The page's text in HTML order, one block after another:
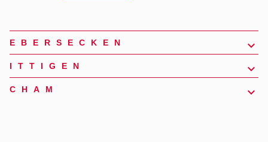
EBERSECKEN
ITTIGEN
CHAM